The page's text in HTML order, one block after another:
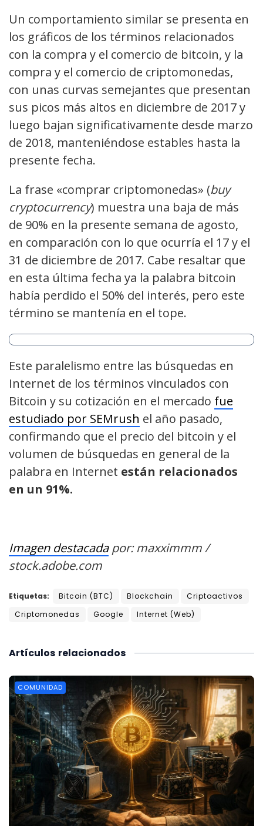
Un comportamiento similar se presenta en
los gráficos de los términos relacionados
con la compra y el comercio de bitcoin, y la
compra y el comercio de criptomonedas,
con unas curvas semejantes que presentan
sus picos más altos en diciembre de 2017 y
luego bajan significativamente desde marzo
de 2018, manteniéndose estables hasta la
presente fecha.
La frase «comprar criptomonedas» (buy
cryptocurrency) muestra una baja de más
de 90% en la presente semana de agosto,
en comparación con lo que ocurría el 17 y el
31 de diciembre de 2017. Cabe resaltar que
en esta última fecha ya la palabra bitcoin
había perdido el 50% del interés, pero este
término se mantenía en el tope.
Este paralelismo entre las búsquedas en
Internet de los términos vinculados con
Bitcoin y su cotización en el mercado fue
estudiado por SEMrush el año pasado,
confirmando que el precio del bitcoin y el
volumen de búsquedas en general de la
palabra en Internet están relacionados
en un 91%.
Imagen destacadapor: maxximmm /
stock.adobe.com
Etiquetas: Bitcoin (BTC) Blockchain
Criptoactivos
Criptomonedas
Google Internet (Web)
relacionados
Artículos
COMUNIDAD